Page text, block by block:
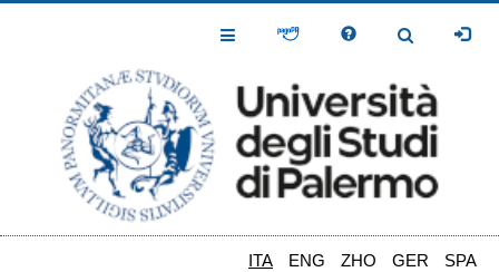
Toggle
Toggle
ITA ENG ZHO GER SPA